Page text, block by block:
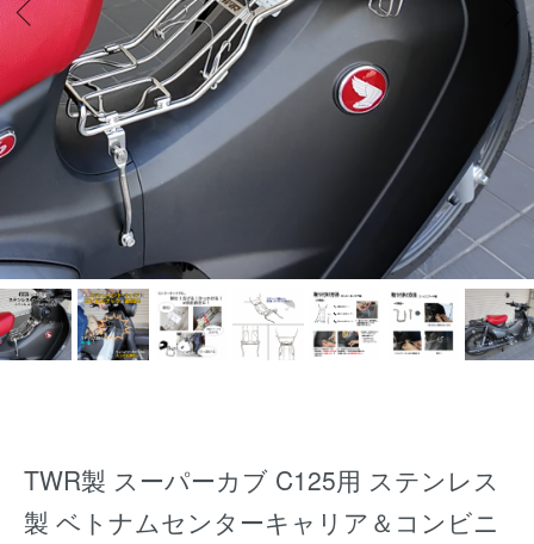
TWR製 スーパーカブ C125用 ステンレス
製 ベトナムセンターキャリア＆コンビニ